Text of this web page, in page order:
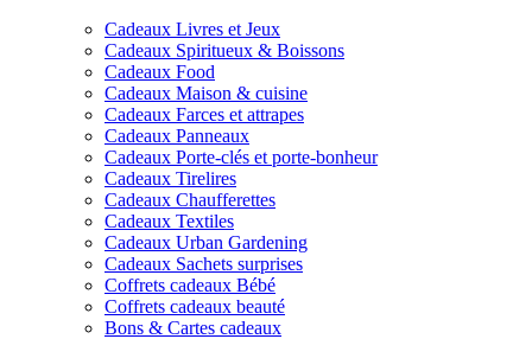
Cadeaux Livres et Jeux
Cadeaux Spiritueux & Boissons
Cadeaux Food
Cadeaux Maison & cuisine
Cadeaux Farces et attrapes
Cadeaux Panneaux
Cadeaux Porte-clés et porte-bonheur
Cadeaux Tirelires
Cadeaux Chaufferettes
Cadeaux Textiles
Cadeaux Urban Gardening
Cadeaux Sachets surprises
Coffrets cadeaux Bébé
Coffrets cadeaux beauté
Bons & Cartes cadeaux